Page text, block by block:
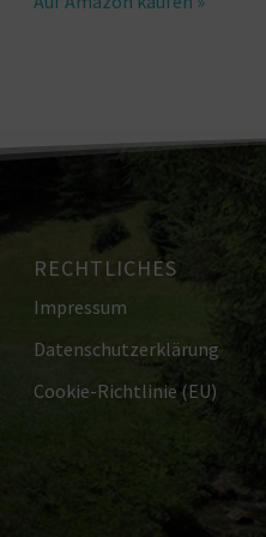
RECHTLICHES
Impressum
Datenschutzerklärung
Cookie-Richtlinie (EU)